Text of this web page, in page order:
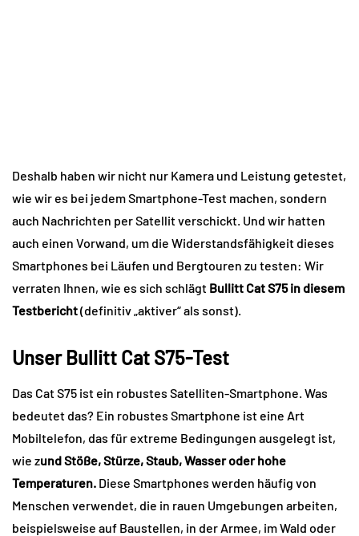
Deshalb haben wir nicht nur Kamera und Leistung getestet,
wie wir es bei jedem Smartphone-Test machen, sondern
auch Nachrichten per Satellit verschickt. Und wir hatten
auch einen Vorwand, um die Widerstandsfähigkeit dieses
Smartphones bei Läufen und Bergtouren zu testen: Wir
verraten Ihnen, wie es sich schlägt Bullitt Cat S75 in diesem
Testbericht(definitiv „aktiver“ als sonst).
Unser Bullitt Cat S75-Test
Das Cat S75 ist ein robustes Satelliten-Smartphone. Was
bedeutet das? Ein robustes Smartphone ist eine Art
Mobiltelefon, das für extreme Bedingungen ausgelegt ist,
wie zund Stöße, Stürze, Staub, Wasser oder hohe
Temperaturen. Diese Smartphones werden häufig von
Menschen verwendet, die in rauen Umgebungen arbeiten,
beispielsweise auf Baustellen, in der Armee, im Wald oder